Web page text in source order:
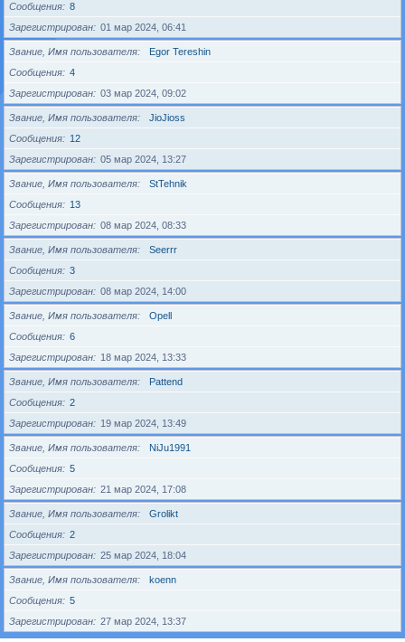
Сообщения
8
Зарегистрирован
01 мар 2024, 06:41
Звание, Имя пользователя
Egor Tereshin
Сообщения
4
Зарегистрирован
03 мар 2024, 09:02
Звание, Имя пользователя
JioJioss
Сообщения
12
Зарегистрирован
05 мар 2024, 13:27
Звание, Имя пользователя
StTehnik
Сообщения
13
Зарегистрирован
08 мар 2024, 08:33
Звание, Имя пользователя
Seerrr
Сообщения
3
Зарегистрирован
08 мар 2024, 14:00
Звание, Имя пользователя
Opell
Сообщения
6
Зарегистрирован
18 мар 2024, 13:33
Звание, Имя пользователя
Pattend
Сообщения
2
Зарегистрирован
19 мар 2024, 13:49
Звание, Имя пользователя
NiJu1991
Сообщения
5
Зарегистрирован
21 мар 2024, 17:08
Звание, Имя пользователя
Grolikt
Сообщения
2
Зарегистрирован
25 мар 2024, 18:04
Звание, Имя пользователя
koenn
Сообщения
5
Зарегистрирован
27 мар 2024, 13:37